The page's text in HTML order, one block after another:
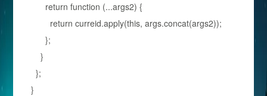
return function (...args2) {
return curreid.apply(this, args.concat(args2));
};
}
};
}